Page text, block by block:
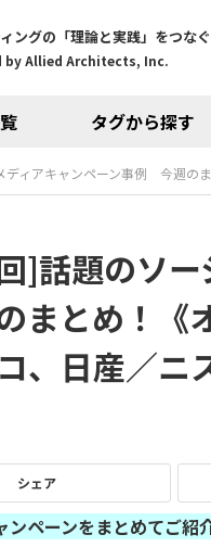
ングの「理論と実践」をつな
by Allied Architects, Inc.
タグから探す
ィアキャンペーン事例 今週の
]話題のソ
とめ！《
、日産／ニ
シェア
ペーンをまとめてご紹